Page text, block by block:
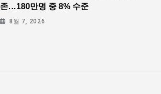
존…180만명 중 8% 수준
8월 7, 2026